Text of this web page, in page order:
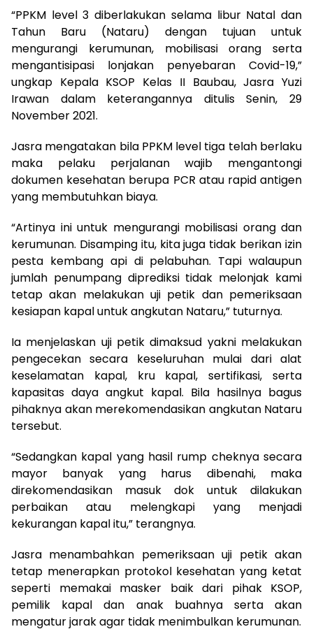
“PPKM level 3 diberlakukan selama libur Natal dan
Tahun Baru (Nataru) dengan tujuan untuk
mengurangi kerumunan, mobilisasi orang serta
mengantisipasi lonjakan penyebaran Covid-19,”
ungkap Kepala KSOP Kelas II Baubau, Jasra Yuzi
Irawan dalam keterangannya ditulis Senin, 29
November 2021.
Jasra mengatakan bila PPKM level tiga telah berlaku
maka pelaku perjalanan wajib mengantongi
dokumen kesehatan berupa PCR atau rapid antigen
yang membutuhkan biaya.
“Artinya ini untuk mengurangi mobilisasi orang dan
kerumunan. Disamping itu, kita juga tidak berikan izin
pesta kembang api di pelabuhan. Tapi walaupun
jumlah penumpang diprediksi tidak melonjak kami
tetap akan melakukan uji petik dan pemeriksaan
kesiapan kapal untuk angkutan Nataru,” tuturnya.
Ia menjelaskan uji petik dimaksud yakni melakukan
pengecekan secara keseluruhan mulai dari alat
keselamatan kapal, kru kapal, sertifikasi, serta
kapasitas daya angkut kapal. Bila hasilnya bagus
pihaknya akan merekomendasikan angkutan Nataru
tersebut.
“Sedangkan kapal yang hasil rump cheknya secara
mayor banyak yang harus dibenahi, maka
direkomendasikan masuk dok untuk dilakukan
perbaikan atau melengkapi yang menjadi
kekurangan kapal itu,” terangnya.
Jasra menambahkan pemeriksaan uji petik akan
tetap menerapkan protokol kesehatan yang ketat
seperti memakai masker baik dari pihak KSOP,
pemilik kapal dan anak buahnya serta akan
mengatur jarak agar tidak menimbulkan kerumunan.